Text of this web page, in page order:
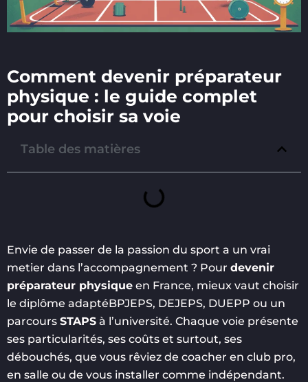
Comment devenir préparateur
physique : le guide complet
pour choisir sa voie
Table des matières
Envie de passer de la passion du sport a un vrai
metier dans l’accompagnement ? Pour devenir
préparateur physique en France, mieux vaut choisir
le diplôme adaptéBPJEPS, DEJEPS, DUEPP ou un
parcours STAPS à l’université. Chaque voie présente
ses particularités, ses coûts et surtout, ses
débouchés, que vous rêviez de coacher en club pro,
en salle ou de vous installer comme indépendant.